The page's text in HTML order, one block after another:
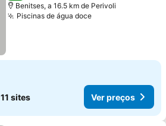
Benitses, a 16.5 km de Perivoli
Piscinas de água doceVer preços
11 sites Ver preços